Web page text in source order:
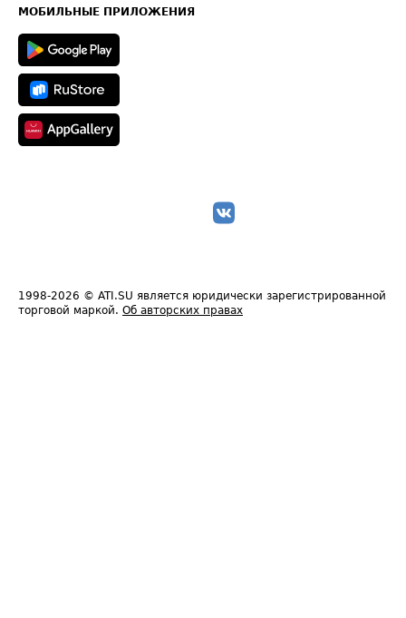
Техническая информация
МОБИЛЬНЫЕ ПРИЛОЖЕНИЯ
1998-2026 © ATI.SU является юридически зарегистрированной
торговой маркой. Об авторских правах